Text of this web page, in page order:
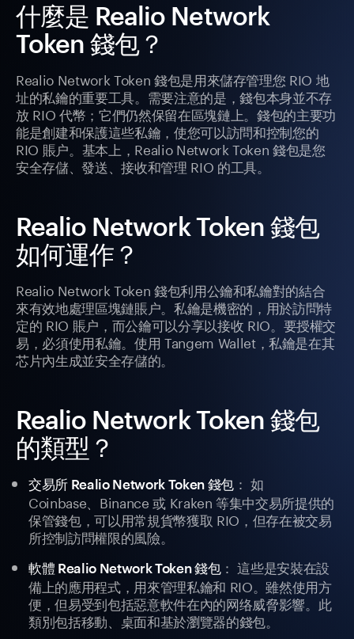
什麼是 Realio Network
Token 錢包？
Realio Network Token 錢包是用來儲存管理您 RIO 地
址的私鑰的重要工具。需要注意的是，錢包本身並不存
放 RIO 代幣；它們仍然保留在區塊鏈上。錢包的主要功
能是創建和保護這些私鑰，使您可以訪問和控制您的
RIO 賬户。基本上，Realio Network Token 錢包是您
安全存儲、發送、接收和管理 RIO 的工具。
Realio Network Token 錢包
如何運作？
Realio Network Token 錢包利用公鑰和私鑰對的結合
來有效地處理區塊鏈賬户。私鑰是機密的，用於訪問特
定的 RIO 賬户，而公鑰可以分享以接收 RIO。要授權交
易，必須使用私鑰。使用 Tangem Wallet，私鑰是在其
芯片內生成並安全存儲的。
Realio Network Token 錢包
的類型？
交易所 Realio Network Token 錢包： 如
Coinbase、Binance 或 Kraken 等集中交易所提供的
保管錢包，可以用常規貨幣獲取 RIO，但存在被交易
所控制訪問權限的風險。
軟體 Realio Network Token 錢包： 這些是安裝在設
備上的應用程式，用來管理私鑰和 RIO。雖然使用方
便，但易受到包括惡意軟件在內的网络威脅影響。此
類別包括移動、桌面和基於瀏覽器的錢包。